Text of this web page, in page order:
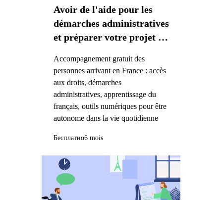
Avoir de l'aide pour les
démarches administratives
et préparer votre projet de
Accompagnement gratuit des
personnes arrivant en France : accès
aux droits, démarches
administratives, apprentissage du
français, outils numériques pour être
autonome dans la vie quotidienne
Бесплатно6 mois